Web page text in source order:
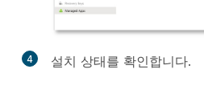
4 설치 상태를 확인합니다.